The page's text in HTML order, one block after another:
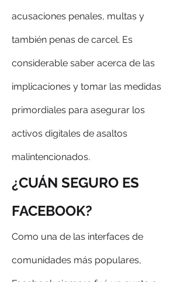
acusaciones penales, multas y
también penas de carcel. Es
considerable saber acerca de las
implicaciones y tomar las medidas
primordiales para asegurar los
activos digitales de asaltos
malintencionados.
¿CUÁN SEGURO ES
FACEBOOK?
Como una de las interfaces de
comunidades más populares,